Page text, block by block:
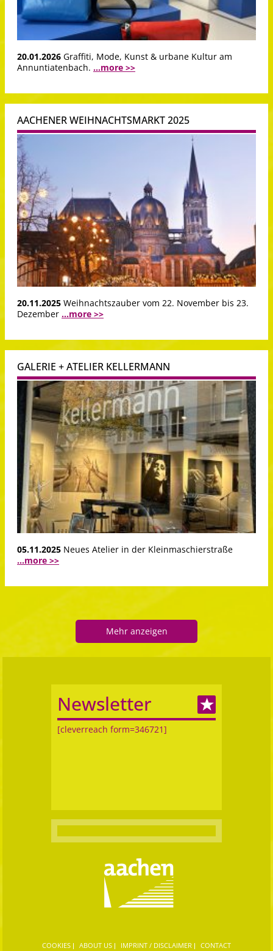
20.01.2026 Graffiti, Mode, Kunst & urbane Kultur am
Annuntiatenbach. ...more >>
AACHENER WEIHNACHTSMARKT 2025
20.11.2025 Weihnachtszauber vom 22. November bis 23.
Dezember ...more >>
GALERIE + ATELIER KELLERMANN
05.11.2025 Neues Atelier in der Kleinmaschierstraße
...more >>
Mehr anzeigen
Newsletter
[cleverreach form=346721]
COOKIES ABOUT US IMPRINT / DISCLAIMER CONTACT